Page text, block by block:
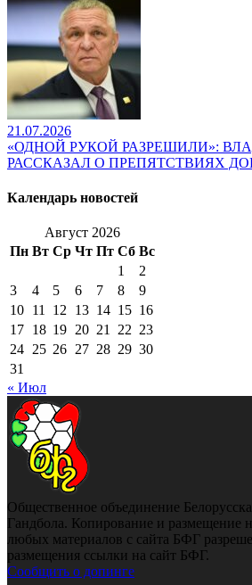
21.07.2026
«ОДНОЙ РУКОЙ РАЗРЕШИЛИ»:
РАССКАЗАЛ О ПРЕПЯТСТВИЯХ
Календарь новостей
Август 2026
Пн Вт Ср Чт Пт Сб Вс
1
2
3
4 5 6 7 8
9
10 11 12 13 14 15 16
17 18 19 20 21 22 23
24 25 26 27 28 29 30
31
« Июл
Общественное объединение
Гандбола. Копирование и размещение
любых материалов с сайта БФГ
размещения ссылки на сайт БФГ.
Сообщить о допинге